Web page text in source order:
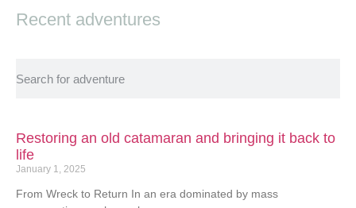
Recent adventures
Restoring an old catamaran and bringing it back to
life
January 1, 2025
From Wreck to Return In an era dominated by mass